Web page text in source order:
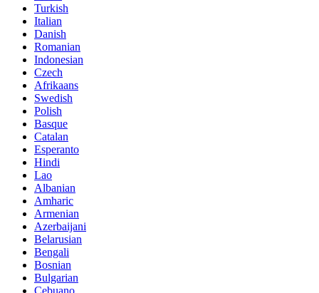
Turkish
Italian
Danish
Romanian
Indonesian
Czech
Afrikaans
Swedish
Polish
Basque
Catalan
Esperanto
Hindi
Lao
Albanian
Amharic
Armenian
Azerbaijani
Belarusian
Bengali
Bosnian
Bulgarian